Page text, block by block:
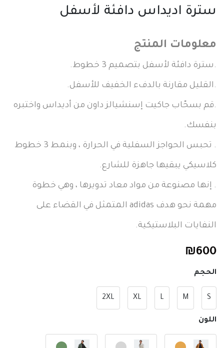
سترة اديداس دافئة لأسفل
معلومات المنتج
.سترة دافئة لأسفل بتصميم 3 خطوط.
.القليل مقارنة بالدفء الخفيف للأسفل.
.قم بسحّاب جاكيت إسنشيالز داون من أديداس واختبره
بنفسك.
. تحبس الحواجز السفلية في الحرارة ، وبنمط 3 خطوط
كلاسيكي يبقيها جاهزة للشارع.
. إنها مصنوعة من مواد معاد تدويرها ، وهي خطوة
مهمة نحو هدف adidas المتمثل في القضاء على
النفايات البلاستيكية.
₪600
الحجم
S
M
L
XL
2XL
اللون